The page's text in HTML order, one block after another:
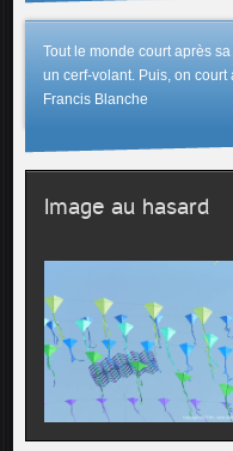
Tout le monde court après
un cerf-volant. Puis, on court
Francis Blanche
Image au hasard